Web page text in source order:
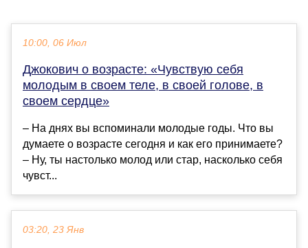
10:00, 06 Июл
Джокович о возрасте: «Чувствую себя
молодым в своем теле, в своей голове, в
своем сердце»
– На днях вы вспоминали молодые годы. Что вы
думаете о возрасте сегодня и как его принимаете?
– Ну, ты настолько молод или стар, насколько себя
чувст...
03:20, 23 Янв